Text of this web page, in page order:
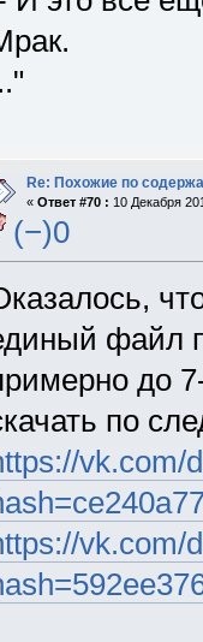
Re: Похожие по
« Ответ #70 : 10 Декабря
(−)0
файл
до
по
vk.com/
vk.com/